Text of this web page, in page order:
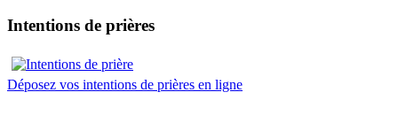
Intentions de prières
Déposez vos intentions de prières en ligne